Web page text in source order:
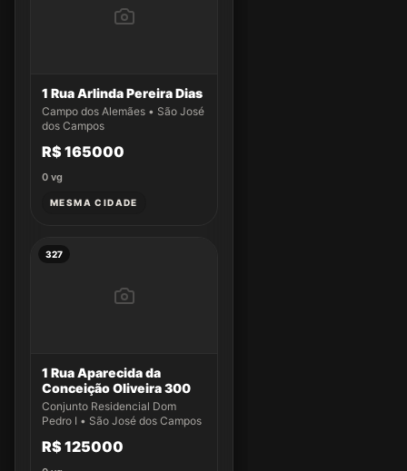
1 Rua Arlinda Pereira Dias
Campo dos Alemães • São José
dos Campos
R$ 165000
0 vg
MESMA CIDADE
327
1 Rua Aparecida da
Conceição Oliveira 300
Conjunto Residencial Dom
Pedro I • São José dos Campos
R$ 125000